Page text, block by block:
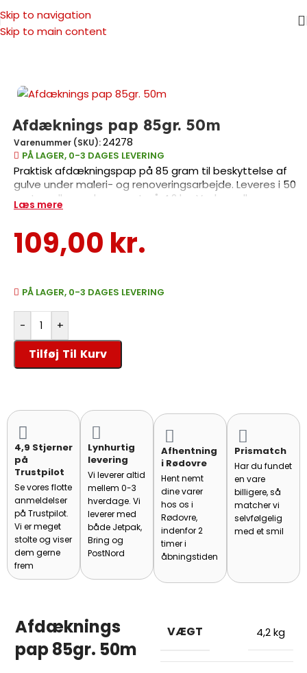
Skip to navigation
Skip to main content
Forside /Malertilbehør/Afdækning
Afdæknings pap 85gr. 50m
Varenummer (SKU):24278
PÅ LAGER, 0-3 DAGES LEVERING
Praktisk afdækningspap på 85 gram til beskyttelse af
gulve under maleri- og renoveringsarbejde. Leveres i 50
meter rulle med en vægt på 4,2 kg. Vælg mellem
enkeltrulle eller 5-stk pakning til større projekter. Robust
overflader.
Læs mere
109,00 kr.
PÅ LAGER, 0-3 DAGES LEVERING
- +
Tilføj Til Kurv
4,9 Stjerner
på
Trustpilot
Se vores flotte
anmeldelser
på Trustpilot.
Vi er meget
stolte og viser
dem gerne
frem
Lynhurtig
levering
Vi leverer altid
mellem 0-3
hverdage. Vi
leverer med
både Jetpak,
Bring og
PostNord
Afhentning
i Rødovre
Hent nemt
dine varer
hos os i
Rødovre,
indenfor 2
timer i
åbningstiden
Prismatch
Har du fundet
en vare
billigere, så
matcher vi
selvfølgelig
med et smil
Afdæknings
pap 85gr. 50m
VÆGT 4,2 kg